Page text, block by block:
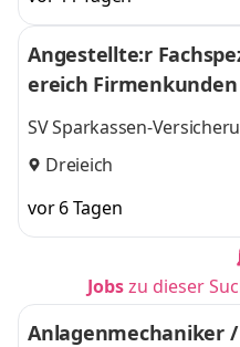
Angestellte:r
ereich Firmenkunden
nstadt (m/w/d)
SV Sparkassen-
Dreieich
vor 6 Tagen
Jobszu dieser
Anlagenmechaniker